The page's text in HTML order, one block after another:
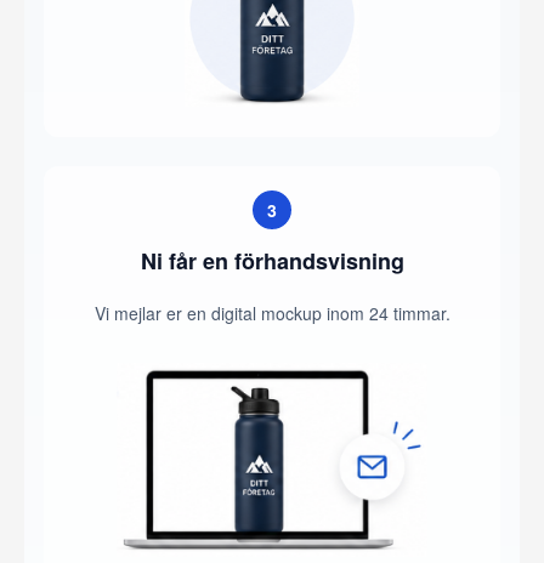
3
Ni får en förhandsvisning
Vi mejlar er en digital mockup inom 24 timmar.